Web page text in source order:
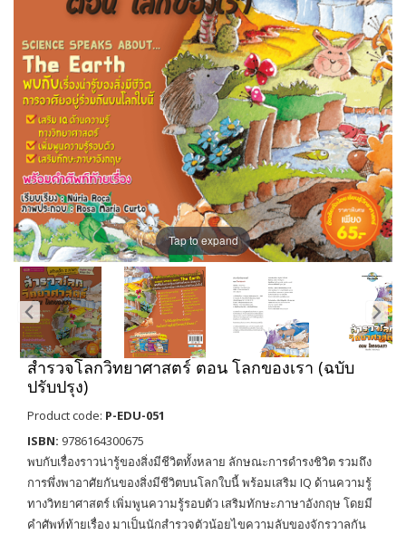
Tap to expand
สำรวจโลกวิทยาศาสตร์ ตอน โลกของเรา (ฉบับ
ปรับปรุง)
Product code: P-EDU-051
ISBN: 9786164300675
พบกับเรื่องราวน่ารู้ของสิ่งมีชีวิตทั้งหลาย ลักษณะการดำรงชิวิต รวมถึง
การพึ่งพาอาศัยกันของสิ่งมีชีวิตบนโลกใบนี้ พร้อมเสริม IQ ด้านความรู้
ทางวิทยาศาสตร์ เพิ่มพูนความรู้รอบตัว เสริมทักษะภาษาอังกฤษ โดยมี
คำศัพท์ท้ายเรื่อง มาเป็นนักสำรวจตัวน้อยไขความลับของจักรวาลกัน